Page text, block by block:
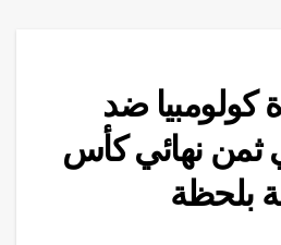
كولومبيا ضد
نهائي كأس
بلحظة